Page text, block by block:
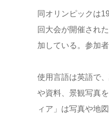
同オリンピックは
回大会が開催され
加している。参加
使用言語は英語で
や資料、景観写真
ィア」は写真や地